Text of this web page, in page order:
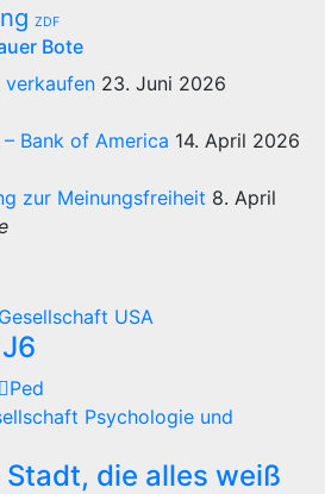
ZDF
Bote
verkaufen 23. Juni 2026
Bank of America 14. April 2026
zur Meinungsfreiheit 8. April
USA
Ped
Psychologie und
die alles weiß